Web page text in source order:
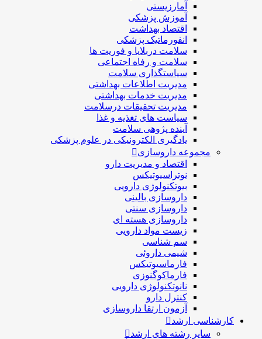
آمارزیستی
آموزش پزشکی
اقتصاد بهداشت
انفورماتیک پزشکی
سلامت دربلايا و فوريت ها
سلامت و رفاه اجتماعی
سیاستگذاری سلامت
مدیریت اطلاعات بهداشتی
مدیریت خدمات بهداشتی
مدیریت تحقیقات درسلامت
سیاست های تغذیه و غذا
آینده پژوهی سلامت
یادگیری الکترونیکی در علوم پزشکی
مجموعه داروسازی
اقتصاد و مديريت دارو
نوتراسیوتیکس
بيوتكنولوژی دارویی
داروسازی بالينی
داروسازی سنتی
داروسازی هسته ای
زیست مواد دارویی
سم شناسی
شيمی داروئی
فارماسيوتيكس
فارماكوگنوزی
نانوتکنولوژی دارویی
كنترل دارو
آزمون ارتقا داروسازی
کارشناسی ارشد
سایر رشته های ارشد